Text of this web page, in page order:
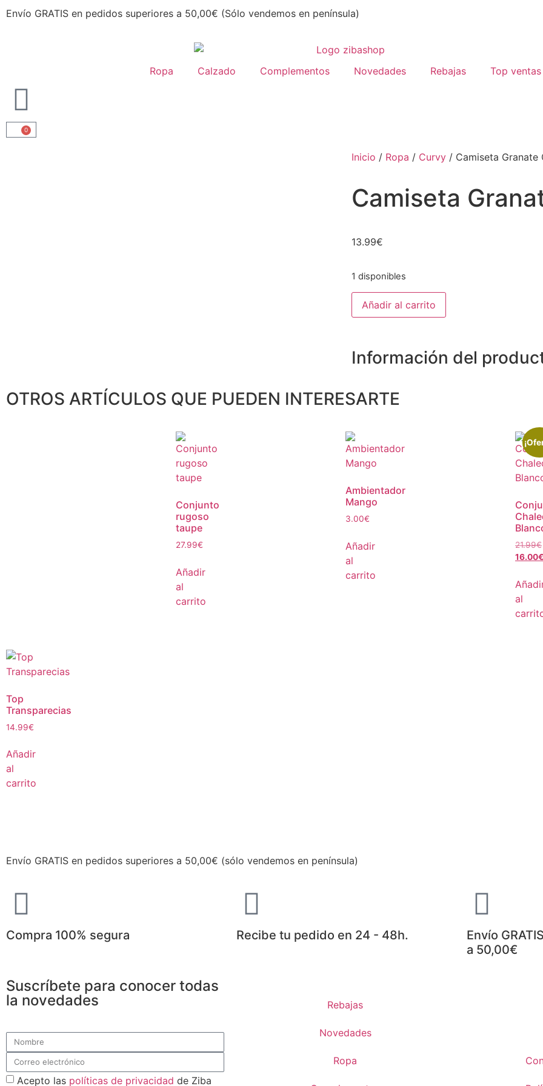
Envío GRATIS en pedidos superiores a 50,00€ (Sólo vendemos en península)
Ropa Calzado Complementos Novedades Rebajas Top ventas
0
Inicio / Ropa / Curvy / Camiseta Granate
Camiseta
13.99€
1 disponibles
Añadir al carrito
Información del
OTROS ARTÍCULOS QUE PUEDEN INTERESARTE
Conjunto
rugoso
taupe
27.99€
Añadir
al
carrito
Ambientador
Mango
3.00€
Añadir
al
carrito
21.99€
16.00€
al
Top
Transparecias
14.99€
Añadir
al
carrito
Envío GRATIS en pedidos superiores a 50,00€ (sólo vendemos en península)
Compra 100% segura Recibe tu pedido en 24 - 48h.
Envío
a 50,00€
Suscríbete para conocer todas
la novedades
Acepto las políticas de privacidad de Ziba
Rebajas
Novedades
Ropa